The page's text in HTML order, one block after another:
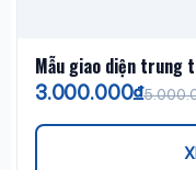
Mẫu giao diện trung
3.000.000₫